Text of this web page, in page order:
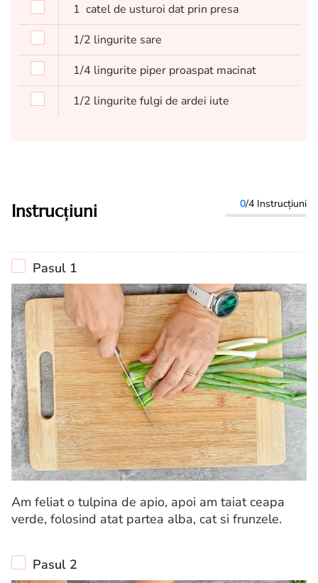
1 catel de usturoi dat prin presa
1/2 lingurite sare
1/4 lingurite piper proaspat macinat
1/2 lingurite fulgi de ardei iute
Instrucțiuni 0/4 Instrucțiuni
Pasul 1
Am feliat o tulpina de apio, apoi am taiat ceapa
verde, folosind atat partea alba, cat si frunzele.
Pasul 2